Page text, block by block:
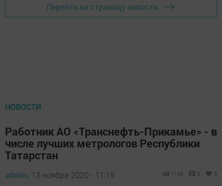
Перейти на страницу новости
НОВОСТИ
Работник АО «Транснефть-Прикамье» - в
числе лучших метрологов Республики
Татарстан
admin, 13 ноября 2020 - 11:19 1149 0 0